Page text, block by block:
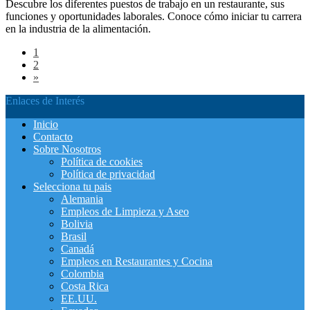
Descubre los diferentes puestos de trabajo en un restaurante, sus
funciones y oportunidades laborales. Conoce cómo iniciar tu carrera
en la industria de la alimentación.
1
2
»
Enlaces de Interés
Inicio
Contacto
Sobre Nosotros
Política de cookies
Política de privacidad
Selecciona tu pais
Alemania
Empleos de Limpieza y Aseo
Bolivia
Brasil
Canadá
Empleos en Restaurantes y Cocina
Colombia
Costa Rica
EE.UU.